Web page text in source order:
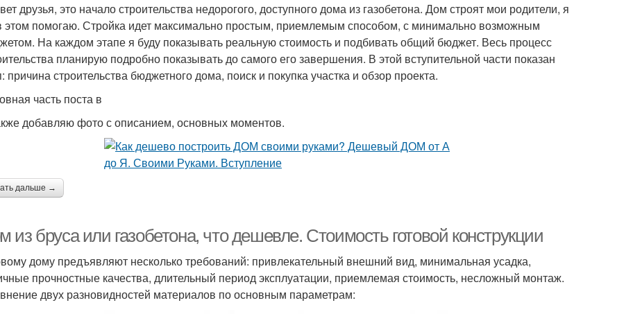
друзья, это начало строительства недорогого, доступного дома из газобетона. Дом строят мои родители, я
этом помогаю. Стройка идет максимально простым, приемлемым способом, с минимально возможным
На каждом этапе я буду показывать реальную стоимость и подбивать общий бюджет. Весь процесс
планирую подробно показывать до самого его завершения. В этой вступительной части показан
причина строительства бюджетного дома, поиск и покупка участка и обзор проекта.
часть поста в
добавляю фото с описанием, основных моментов.
дальше →
из бруса или газобетона, что дешевле. Стоимость готовой конструкции
дому предъявляют несколько требований: привлекательный внешний вид, минимальная усадка,
прочностные качества, длительный период эксплуатации, приемлемая стоимость, несложный монтаж.
двух разновидностей материалов по основным параметрам: